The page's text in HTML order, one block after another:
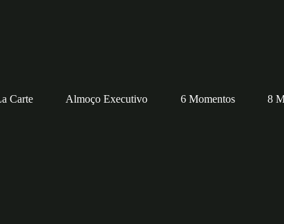
Carte Almoço Executivo 6 Momentos 8